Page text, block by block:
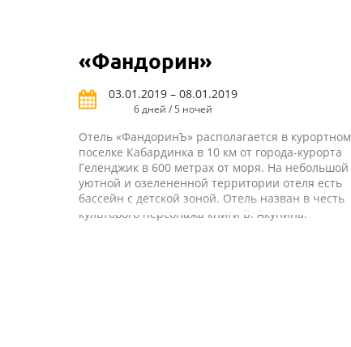
«Фандорин»
03.01.2019 – 08.01.2019
6 дней / 5 ночей
Отель «ФандоринЪ» располагается в курортном
поселке Кабардинка в 10 км от города-курорта
Геленджик в 600 метрах от моря. На небольшой
уютной и озелененной территории отеля есть
бассейн с детской зоной. Отель назван в честь
культового персонажа книги Б. Акунина.